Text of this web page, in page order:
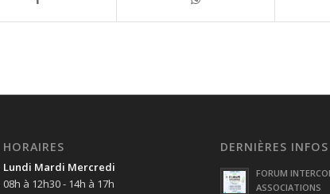
HORAIRES
Lundi Mardi Mercredi
08h à 12h30 - 14h à 17h
DERNIÈRES INFOS
FORUM
ASSOCIATIONS